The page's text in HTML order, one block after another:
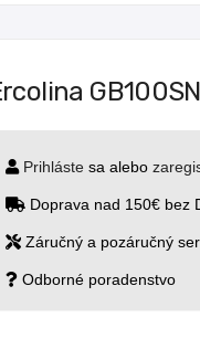
Prihlástesa alebo
Doprava nad 150€ bez
Záručný a pozáručný
Odborné poradenstvo